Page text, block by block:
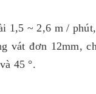
1,5 ~ 2,6 m /
vát đơn 12mm,
45 °.